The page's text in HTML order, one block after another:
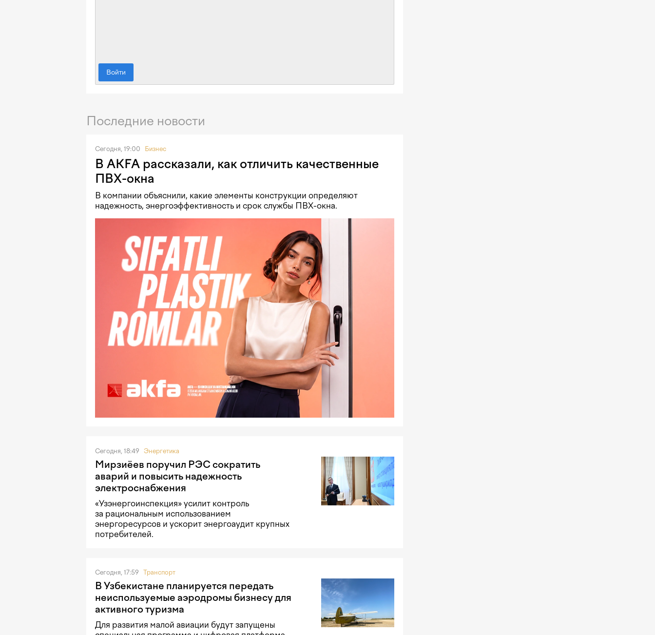
Войти
Последние новости
Сегодня, 19:00 Бизнес
В AKFA рассказали, как отличить качественные
ПВХ-окна
В компании объяснили, какие элементы конструкции определяют
надежность, энергоэффективность и срок службы ПВХ-окна.
Сегодня, 18:49 Энергетика
Мирзиёев поручил РЭС сократить
аварий и повысить надежность
электроснабжения
«Узэнергоинспекция» усилит контроль
за рациональным использованием
энергоресурсов и ускорит энергоаудит крупных
потребителей.
Сегодня, 17:59 Транспорт
В Узбекистане планируется передать
неиспользуемые аэродромы бизнесу для
активного туризма
Для развития малой авиации будут запущены